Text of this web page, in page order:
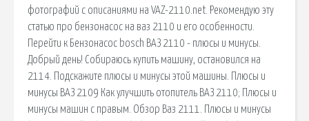
фотографий с описаниями на VAZ-2110.net. Рекомендую эту
статью про бензонасос на ваз 2110 и его особенности.
Перейти к Бензонасос bosch ВАЗ 2110 - плюсы и минусы.
Добрый день! Собираюсь купить машину, остановился на
2114. Подскажите плюсы и минусы этой машины. Плюсы и
минусы ВАЗ 2109 Как улучшить отопитель ВАЗ 2110; Плюсы и
минусы машин с правым. Обзор Ваз 2111. Плюсы и минусы